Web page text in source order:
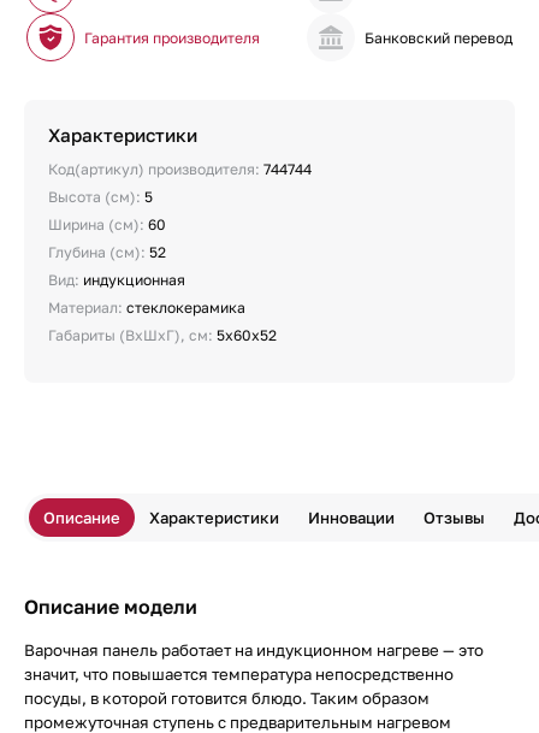
Гарантия производителя Банковский перевод
Характеристики
Код(артикул) производителя: 744744
Высота (см): 5
Ширина (см): 60
Глубина (см): 52
Вид: индукционная
Материал: стеклокерамика
Габариты (ВхШхГ), см: 5х60х52
Описание Характеристики Инновации Отзывы
Описание модели
Варочная панель работает на индукционном нагреве — это
значит, что повышается температура непосредственно
посуды, в которой готовится блюдо. Таким образом
промежуточная ступень с предварительным нагревом